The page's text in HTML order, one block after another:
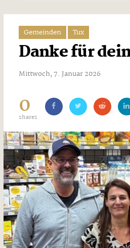
Gemeinden Tux
Danke für
Mittwoch, 7. Januar 2026
0
shares